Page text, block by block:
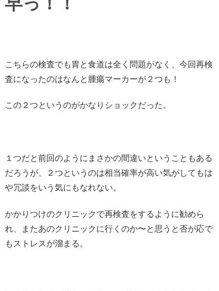
こちらの検査でも胃と食道は全く問題がなく、今回再検
査になったのはなんと腫瘍マーカーが２つも！
この２つというのがかなりショックだった。
１つだと前回のようにまさかの間違いということもある
だろうが、２つというのは相当確率が高い気がしてもは
や冗談をいう気にもなれない。
かかりつけのクリニックで再検査をするように勧めら
れ、またあのクリニックに行くのか〜と思うと否が応で
もストレスが溜まる。